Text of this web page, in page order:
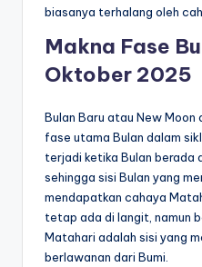
biasanya terhalang oleh
Makna Fase
Oktober 2025
Bulan Baru atau New
fase utama Bulan dalam
terjadi ketika Bulan berada
sehingga sisi Bulan yang
mendapatkan cahaya
tetap ada di langit, namun
Matahari adalah sisi yang
berlawanan dari Bumi.